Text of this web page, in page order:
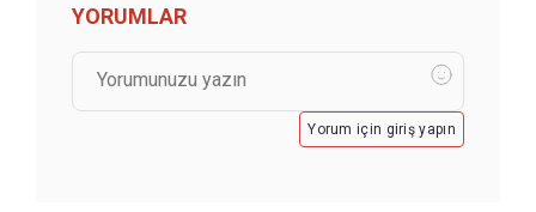
YORUMLAR
Yorum için giriş yapın